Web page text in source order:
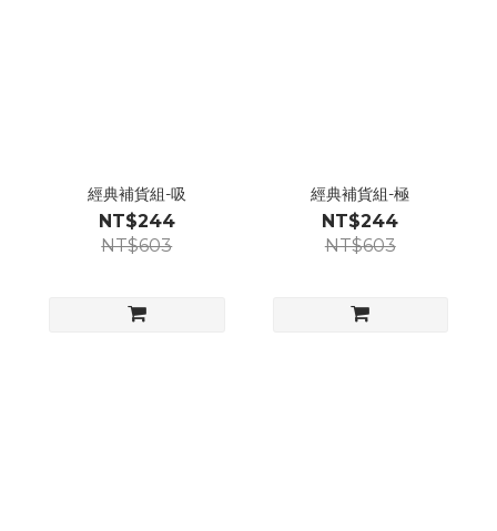
經典補貨組-吸
NT$244
NT$603
經典補貨組-極
NT$244
NT$603